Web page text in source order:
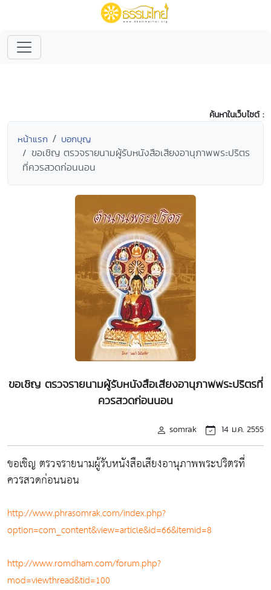
ค้นหาในเว็บไซต์ :
หน้าแรก บอกบุญ
ขอเชิญ ตรวจรายนามผู้รับหนังสือเสียงอานุภาพพระปริตร
ที่ควรสวดก่อนนอน
ขอเชิญ ตรวจรายนามผู้รับหนังสือเสียงอานุภาพพระปริตรที่
ควรสวดก่อนนอน
somrak 14 ม.ค. 2555
ขอเชิญ ตรวจรายนามผู้รับหนังสือเสียงอานุภาพพระปริตรที่
ควรสวดก่อนนอน
http://www.phrasomrak.com/index.php?
option=com_content&view=article&id=66&Itemid=8
http://www.romdham.com/forum.php?
mod=viewthread&tid=100